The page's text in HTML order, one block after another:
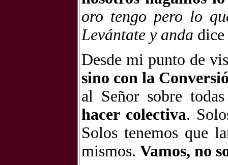
oro tengo pero lo
Levántate y anda
Desde mi punto de
sino con la
al Señor sobre
hacer colectiva.
Solos tenemos que
mismos. Vamos, no